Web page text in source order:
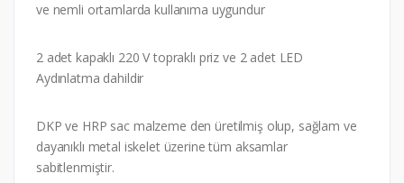
ve nemli ortamlarda kullanıma uygundur
2 adet kapaklı 220 V topraklı priz ve 2 adet LED
Aydınlatma dahildir
DKP ve HRP sac malzeme den üretilmiş olup, sağlam ve
dayanıklı metal iskelet üzerine tüm aksamlar
sabitlenmiştir.